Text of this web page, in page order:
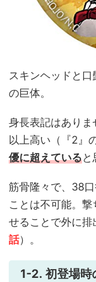
スキンヘッドと
の巨体。
身長表記はあり
以上高い（『2』
優に超えていると
筋骨隆々で、38
ことは不可能。
せることで外に排
話）。
1-2. 初登場時